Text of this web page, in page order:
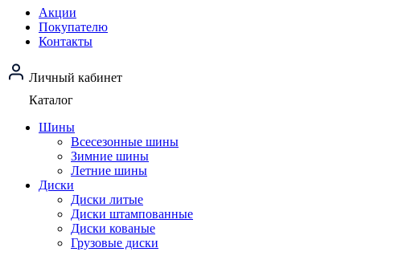
Акции
Покупателю
Контакты
Личный кабинет
Каталог
Шины
Всесезонные шины
Зимние шины
Летние шины
Диски
Диски литые
Диски штампованные
Диски кованые
Грузовые диски